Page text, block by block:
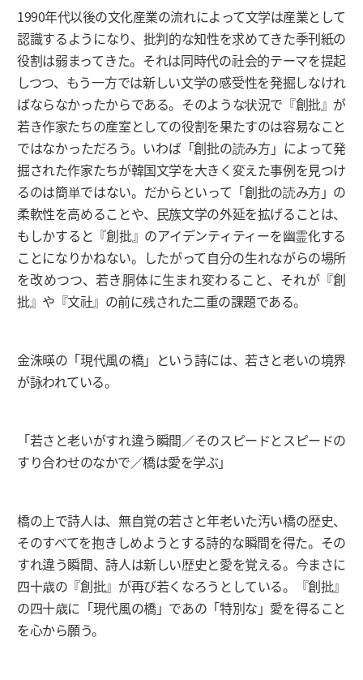
1990年代以後の文化産業の流れによって文学は産業として
認識するようになり、批判的な知性を求めてきた季刊紙の
役割は弱まってきた。それは同時代の社会的テーマを提起
しつつ、もう一方では新しい文学の感受性を発掘しなけれ
ばならなかったからである。そのような状況で『創批』が
若き作家たちの産室としての役割を果たすのは容易なこと
ではなかっただろう。いわば「創批の読み方」によって発
掘された作家たちが韓国文学を大きく変えた事例を見つけ
るのは簡単ではない。だからといって「創批の読み方」の
柔軟性を高めることや、民族文学の外延を拡げることは、
もしかすると『創批』のアイデンティティーを幽霊化する
ことになりかねない。したがって自分の生れながらの場所
を改めつつ、若き胴体に生まれ変わること、それが『創
批』や『文社』の前に残された二重の課題である。
金洙暎の「現代風の橋」という詩には、若さと老いの境界
が詠われている。
「若さと老いがすれ違う瞬間／そのスピードとスピードの
すり合わせのなかで／橋は愛を学ぶ」
橋の上で詩人は、無自覚の若さと年老いた汚い橋の歴史、
そのすべてを抱きしめようとする詩的な瞬間を得た。その
すれ違う瞬間、詩人は新しい歴史と愛を覚える。今まさに
四十歳の『創批』が再び若くなろうとしている。『創批』
の四十歳に「現代風の橋」であの「特別な」愛を得ること
を心から願う。